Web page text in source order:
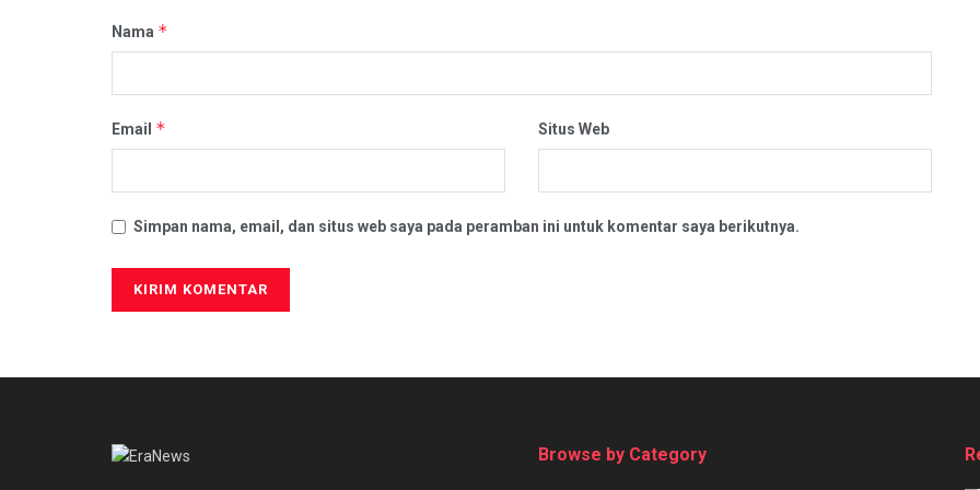
Nama *
Email * Situs Web
Simpan nama, email, dan situs web saya pada peramban ini untuk komentar saya berikutnya.
Browse by Category